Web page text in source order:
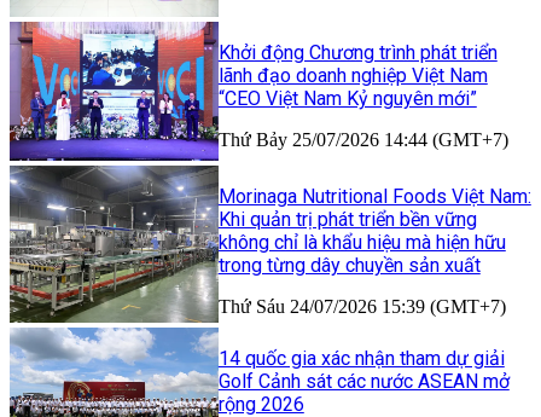
Khởi động Chương trình phát triển
lãnh đạo doanh nghiệp Việt Nam
“CEO Việt Nam Kỷ nguyên mới”
Thứ Bảy 25/07/2026 14:44 (GMT+7)
Morinaga Nutritional Foods Việt Nam:
Khi quản trị phát triển bền vững
không chỉ là khẩu hiệu mà hiện hữu
trong từng dây chuyền sản xuất
Thứ Sáu 24/07/2026 15:39 (GMT+7)
14 quốc gia xác nhận tham dự giải
Golf Cảnh sát các nước ASEAN mở
rộng 2026